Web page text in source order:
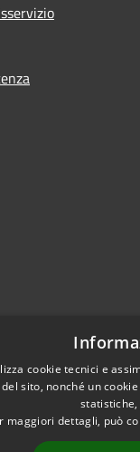
cookie tecnici e
sito, nonché un
maggiori dettagli, può